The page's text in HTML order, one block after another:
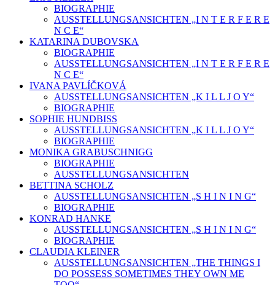
BIOGRAPHIE
AUSSTELLUNGSANSICHTEN „I N T E R F E R E
N C E“
KATARINA DUBOVSKA
BIOGRAPHIE
AUSSTELLUNGSANSICHTEN „I N T E R F E R E
N C E“
IVANA PAVLÍČKOVÁ
AUSSTELLUNGSANSICHTEN „K I L L J O Y“
BIOGRAPHIE
SOPHIE HUNDBISS
AUSSTELLUNGSANSICHTEN „K I L L J O Y“
BIOGRAPHIE
MONIKA GRABUSCHNIGG
BIOGRAPHIE
AUSSTELLUNGSANSICHTEN
BETTINA SCHOLZ
AUSSTELLUNGSANSICHTEN „S H I N I N G“
BIOGRAPHIE
KONRAD HANKE
AUSSTELLUNGSANSICHTEN „S H I N I N G“
BIOGRAPHIE
CLAUDIA KLEINER
AUSSTELLUNGSANSICHTEN „THE THINGS I
DO POSSESS SOMETIMES THEY OWN ME